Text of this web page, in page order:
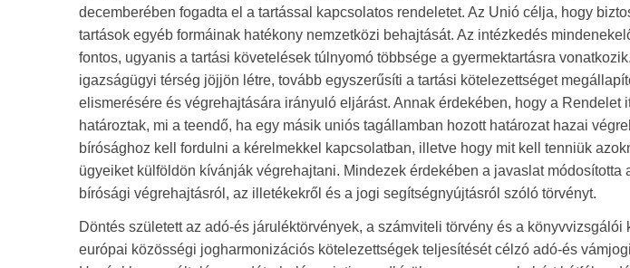
decemberében fogadta el a tartással kapcsolatos rendeletet. Az Unió célja, hogy
tartások egyéb formáinak hatékony nemzetközi behajtását. Az intézkedés
fontos, ugyanis a tartási követelések túlnyomó többsége a gyermektartásra
igazságügyi térség jöjjön létre, tovább egyszerűsíti a tartási kötelezettséget
elismerésére és végrehajtására irányuló eljárást. Annak érdekében, hogy a Rendelet
határoztak, mi a teendő, ha egy másik uniós tagállamban hozott határozat hazai
bírósághoz kell fordulni a kérelmekkel kapcsolatban, illetve hogy mit kell tenniük
ügyeiket külföldön kívánják végrehajtani. Mindezek érdekében a javaslat módosította
bírósági végrehajtásról, az illetékekről és a jogi segítségnyújtásról szóló törvényt.
Döntés született az adó-és járuléktörvények, a számviteli törvény és a könyvvizsgálói
európai közösségi jogharmonizációs kötelezettségek teljesítését célzó adó-és